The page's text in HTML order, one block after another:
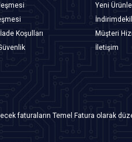
Koşulları
Yeni
Müşteri
İletişim
faturaların Temel Fatura olarak